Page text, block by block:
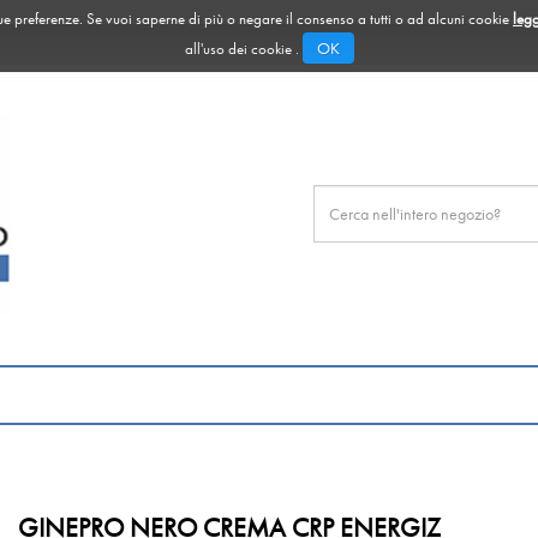
Se vuoi saperne di più o negare il consenso a tutti o ad alcuni cookie
all'uso dei cookie .
OK
Prodotto
GINEPRO NERO CREMA CRP ENERGIZ